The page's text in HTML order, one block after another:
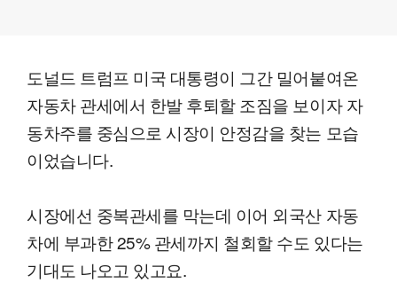
도널드 트럼프 미국 대통령이 그간 밀어붙여온
자동차 관세에서 한발 후퇴할 조짐을 보이자 자
동차주를 중심으로 시장이 안정감을 찾는 모습
이었습니다.
시장에선 중복관세를 막는데 이어 외국산 자동
차에 부과한 25% 관세까지 철회할 수도 있다는
기대도 나오고 있고요.